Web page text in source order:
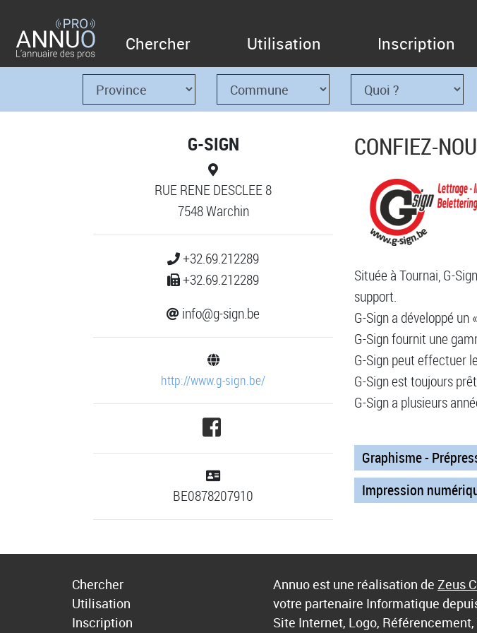
Chercher Utilisation Inscription
G-SIGN
RUE RENE DESCLEE 8
7548 Warchin
+32.69.212289
+32.69.212289
info@g-sign.be
http://www.g-sign.be/
BE0878207910
CONFIEZ-
Située à Tournai, G-
support.
G-Sign a développé un
G-Sign fournit une
G-Sign peut effectuer
G-Sign est toujours
G-Sign a plusieurs
Graphisme -
Impression
Chercher
Utilisation
Inscription
Annuo est une réalisation de Zeus
votre partenaire Informatique
Site Internet, Logo,